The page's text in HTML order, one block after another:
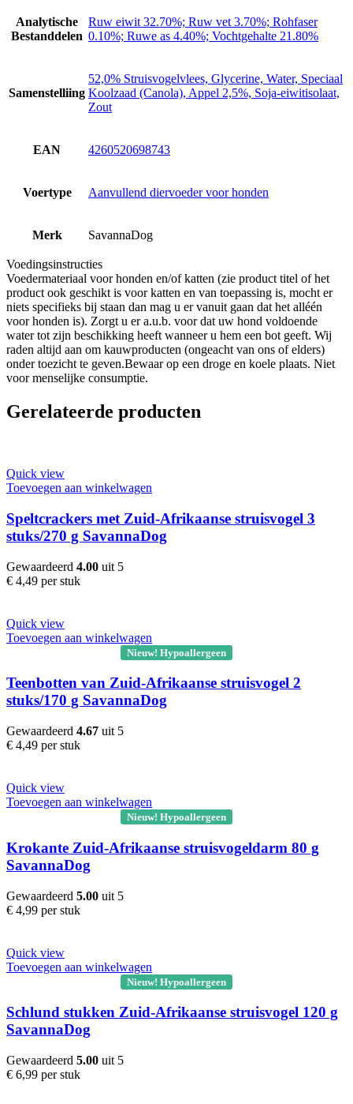
Analytische
Bestanddelen
Ruw eiwit 32.70%; Ruw vet 3.70%; Rohfaser
0.10%; Ruwe as 4.40%; Vochtgehalte 21.80%
Samenstelliing
52,0% Struisvogelvlees, Glycerine, Water, Speciaal
Koolzaad (Canola), Appel 2,5%, Soja-eiwitisolaat,
Zout
EAN 4260520698743
Voertype Aanvullend diervoeder voor honden
Merk SavannaDog
Voedingsinstructies
Voedermateriaal voor honden en/of katten (zie product titel of het
product ook geschikt is voor katten en van toepassing is, mocht er
niets specifieks bij staan dan mag u er vanuit gaan dat het alléén
voor honden is). Zorgt u er a.u.b. voor dat uw hond voldoende
water tot zijn beschikking heeft wanneer u hem een bot geeft. Wij
raden altijd aan om kauwproducten (ongeacht van ons of elders)
onder toezicht te geven.Bewaar op een droge en koele plaats. Niet
voor menselijke consumptie.
Gerelateerde producten
Quick view
Toevoegen aan winkelwagen
Speltcrackers met Zuid-Afrikaanse struisvogel 3
stuks/270 g SavannaDog
Gewaardeerd 4.00 uit 5
€ 4,49 per stuk
Quick view
Toevoegen aan winkelwagen
Nieuw! Hypoallergeen
Teenbotten van Zuid-Afrikaanse struisvogel 2
stuks/170 g SavannaDog
Gewaardeerd 4.67 uit 5
€ 4,49 per stuk
Quick view
Toevoegen aan winkelwagen
Nieuw! Hypoallergeen
Krokante Zuid-Afrikaanse struisvogeldarm 80 g
SavannaDog
Gewaardeerd 5.00 uit 5
€ 4,99 per stuk
Quick view
Toevoegen aan winkelwagen
Nieuw! Hypoallergeen
Schlund stukken Zuid-Afrikaanse struisvogel 120 g
SavannaDog
Gewaardeerd 5.00 uit 5
€ 6,99 per stuk